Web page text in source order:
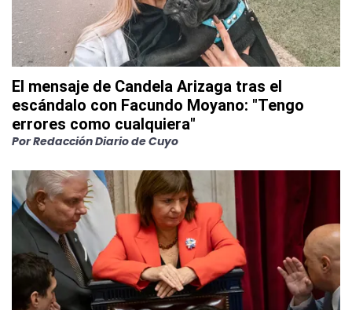
El mensaje de Candela Arizaga tras el
escándalo con Facundo Moyano: "Tengo
errores como cualquiera"
PorRedacción Diario de Cuyo